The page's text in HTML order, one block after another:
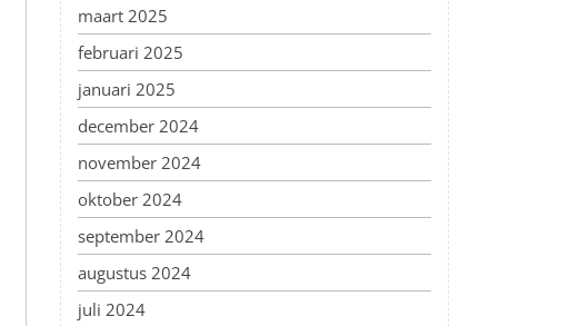
maart 2025
februari 2025
januari 2025
december 2024
november 2024
oktober 2024
september 2024
augustus 2024
juli 2024